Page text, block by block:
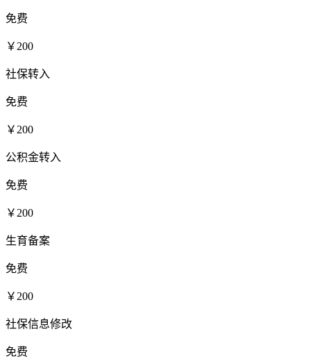
免费
￥200
社保转入
免费
￥200
公积金转入
免费
￥200
生育备案
免费
￥200
社保信息修改
免费